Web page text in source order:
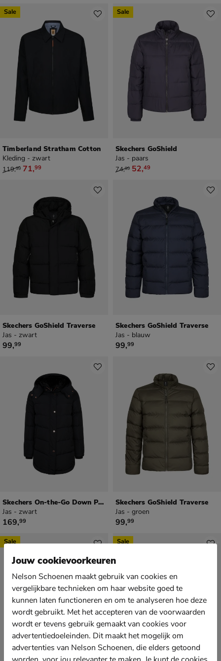
Timberland Stratham Cotton
Kleding - zwart
van € 119,99 voor € 71,99
119,99 71,99
Sale
Skechers GoShield
Jas - paars
van € 74,99 voor € 52,49
74,99 52,49
Sale
Skechers GoShield Traverse
Jas - zwart
€ 99,99
99,99
Skechers GoShield Traverse
Jas - blauw
€ 99,99
99,99
Skechers On-the-Go Down Parka
Jas - zwart
€ 169,99
169,99
Skechers GoShield Traverse
Jas - groen
€ 99,99
99,99
Sale Sale
Jouw cookievoorkeuren
Nelson Schoenen maakt gebruik van cookies en
vergelijkbare technieken om haar website goed te
kunnen laten functioneren en om te analyseren hoe deze
wordt gebruikt. Met het accepteren van de voorwaarden
wordt er tevens gebruik gemaakt van cookies voor
advertentiedoeleinden. Dit maakt het mogelijk om
advertenties van Nelson Schoenen, die elders getoond